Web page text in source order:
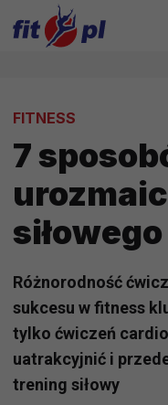
FITNESS
7
siłowego
Różnorodność
sukcesu w fitness
tylko ćwiczeń
uatrakcyjnić i
trening siłowy